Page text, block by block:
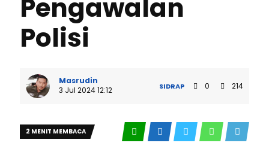
Pengawalan
Polisi
Masrudin
3 Jul 2024 12:12
SIDRAP 0 214
2 MENIT MEMBACA